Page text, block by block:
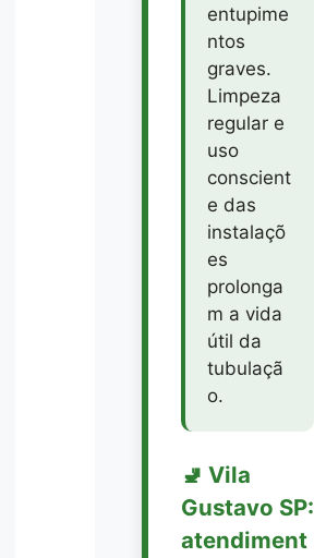
entupime
ntos
graves.
Limpeza
regular e
uso
conscient
e das
instalaçõ
es
prolonga
m a vida
útil da
tubulaçã
o.
🚽 Vila
Gustavo SP:
atendiment